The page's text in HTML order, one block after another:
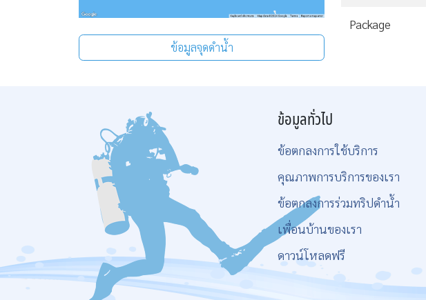
Package
ข้อมูลจุดดำน้ำ
ข้อมูลทั่วไป
ข้อตกลงการใช้บริการ
คุณภาพการบริการของเรา
ข้อตกลงการร่วมทริปดำน้ำ
เพื่อนบ้านของเรา
ดาวน์โหลดฟรี